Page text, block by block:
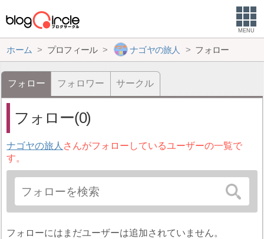
MENU
ホーム プロフィール ナゴヤの旅人 フォロー
フォロー フォロワー サークル
フォロー(0)
ナゴヤの旅人 さんがフォローしているユーザーの一覧で
す。
フォローにはまだユーザーは追加されていません。